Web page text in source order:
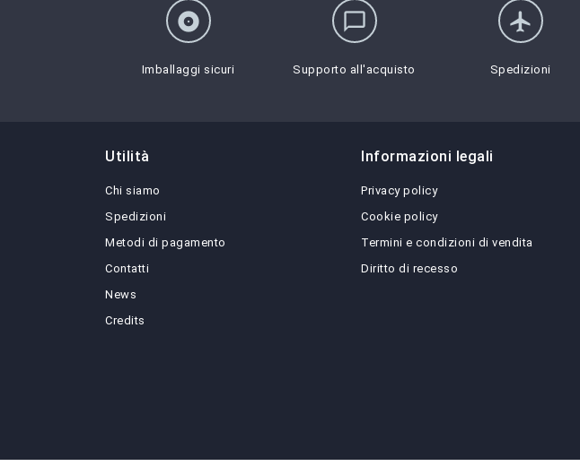
album
Imballaggi sicuri
chat_bubble_outline
Supporto all'acquisto
flight
Spedizioni
Utilità
Chi siamo
Spedizioni
Metodi di pagamento
Contatti
News
Credits
Informazioni legali
Privacy policy
Cookie policy
Termini e condizioni di vendita
Diritto di recesso